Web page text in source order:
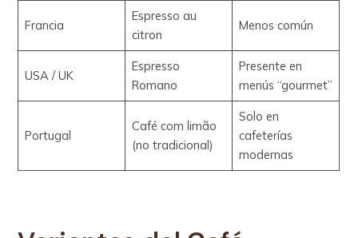
Francia
Espresso au
citron
Menos común
USA / UK
Espresso
Romano
Presente en
menús “gourmet”
Portugal
Café com limão
(no tradicional)
Solo en
cafeterías
modernas